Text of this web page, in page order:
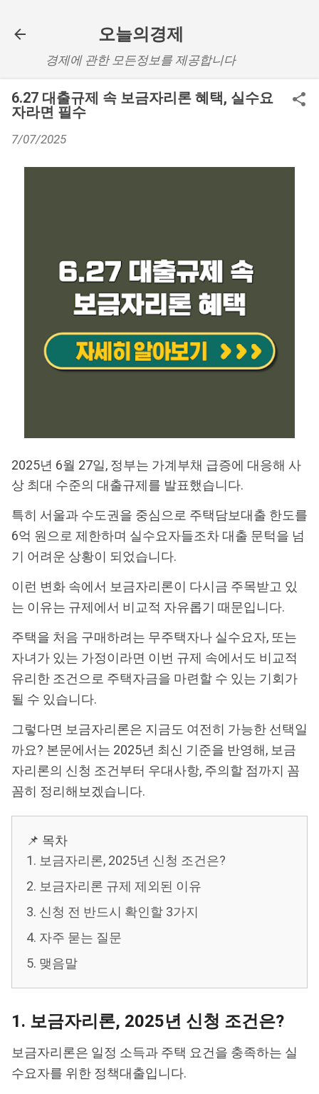
오늘의경제
경제에 관한 모든정보를 제공합니다
6.27 대출규제 속 보금자리론 혜택, 실수요
자라면 필수
7/07/2025
2025년 6월 27일, 정부는 가계부채 급증에 대응해 사
상 최대 수준의 대출규제를 발표했습니다.
특히 서울과 수도권을 중심으로 주택담보대출 한도를
6억 원으로 제한하며 실수요자들조차 대출 문턱을 넘
기 어려운 상황이 되었습니다.
이런 변화 속에서 보금자리론이 다시금 주목받고 있
는 이유는 규제에서 비교적 자유롭기 때문입니다.
주택을 처음 구매하려는 무주택자나 실수요자, 또는
자녀가 있는 가정이라면 이번 규제 속에서도 비교적
유리한 조건으로 주택자금을 마련할 수 있는 기회가
될 수 있습니다.
그렇다면 보금자리론은 지금도 여전히 가능한 선택일
까요? 본문에서는 2025년 최신 기준을 반영해, 보금
자리론의 신청 조건부터 우대사항, 주의할 점까지 꼼
꼼히 정리해보겠습니다.
📌 목차
1. 보금자리론, 2025년 신청 조건은?
2. 보금자리론 규제 제외된 이유
3. 신청 전 반드시 확인할 3가지
4. 자주 묻는 질문
5. 맺음말
1. 보금자리론, 2025년 신청 조건은?
보금자리론은 일정 소득과 주택 요건을 충족하는 실
수요자를 위한 정책대출입니다.